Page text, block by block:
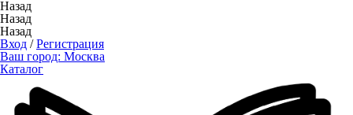
Назад
Назад
Назад
Вход /Регистрация
Ваш город: Москва
Каталог